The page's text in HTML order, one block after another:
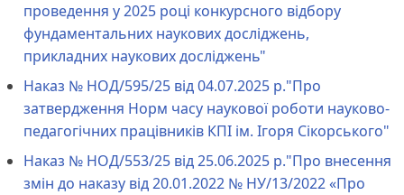
проведення у 2025 році конкурсного відбору
фундаментальних наукових досліджень,
прикладних наукових досліджень"
Наказ № НОД/595/25 від 04.07.2025 р."Про
затвердження Норм часу наукової роботи науково-
педагогічних працівників КПІ ім. Ігоря Сікорського"
Наказ № НОД/553/25 від 25.06.2025 р."Про внесення
змін до наказу від 20.01.2022 № НУ/13/2022 «Про